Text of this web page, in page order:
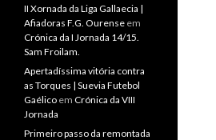
II Xornada da Liga Gallaecia |
Afiadoras F.G. Ourense em
Crónica da I Jornada 14/15.
Sam Froilam.
Apertadíssima vitória contra
as Torques | Suevia Futebol
Gaélico em Crónica da VIII
Jornada
Primeiro passo da remontada